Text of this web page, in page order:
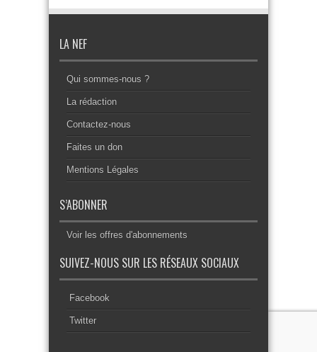
LA NEF
Qui sommes-nous ?
La rédaction
Contactez-nous
Faites un don
Mentions Légales
S’ABONNER
Voir les offres d'abonnements
SUIVEZ-NOUS SUR LES RÉSEAUX SOCIAUX
Facebook
Twitter